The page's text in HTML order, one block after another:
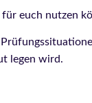
für euch nutzen
legen wird.